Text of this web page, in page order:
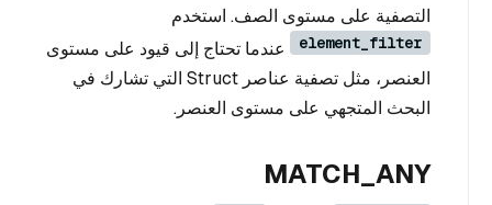
التصفية على مستوى الصف. استخدم
element_filter
عندما تحتاج إلى قيود على مستوى
العنصر، مثل تصفية عناصر Struct التي تشارك في
البحث المتجهي على مستوى العنصر.
MATCH_ANY